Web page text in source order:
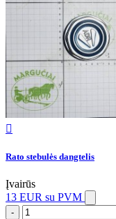

Rato stebulės dangtelis
Įvairūs
13 EUR su PVM
-